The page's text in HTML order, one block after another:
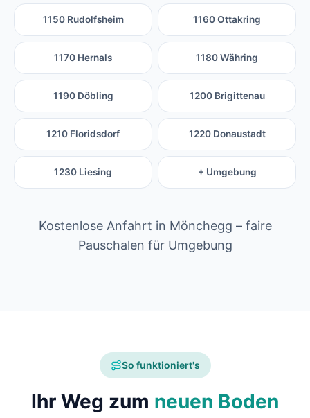
1150 Rudolfsheim 1160 Ottakring
1170 Hernals 1180 Währing
1190 Döbling 1200 Brigittenau
1210 Floridsdorf 1220 Donaustadt
1230 Liesing + Umgebung
Kostenlose Anfahrt in Mönchegg – faire
Pauschalen für Umgebung
So funktioniert's
Ihr Weg zum neuen Boden